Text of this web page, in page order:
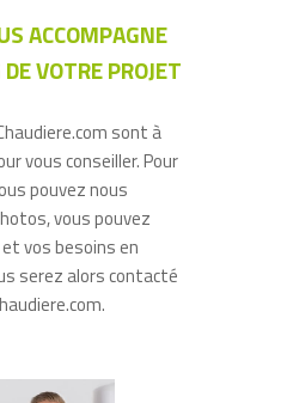
ACCOMPAGNE
VOTRE PROJET
sont à
vous conseiller. Pour
pouvez nous
vous pouvez
vos besoins en
serez alors contacté